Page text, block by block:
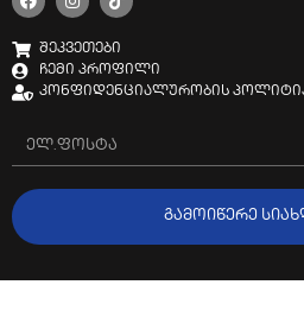
შეკვეთები
ჩემი პროფილი
კონფიდენციალურობის
ᲒᲐᲛᲝᲘᲬᲔᲠᲔ